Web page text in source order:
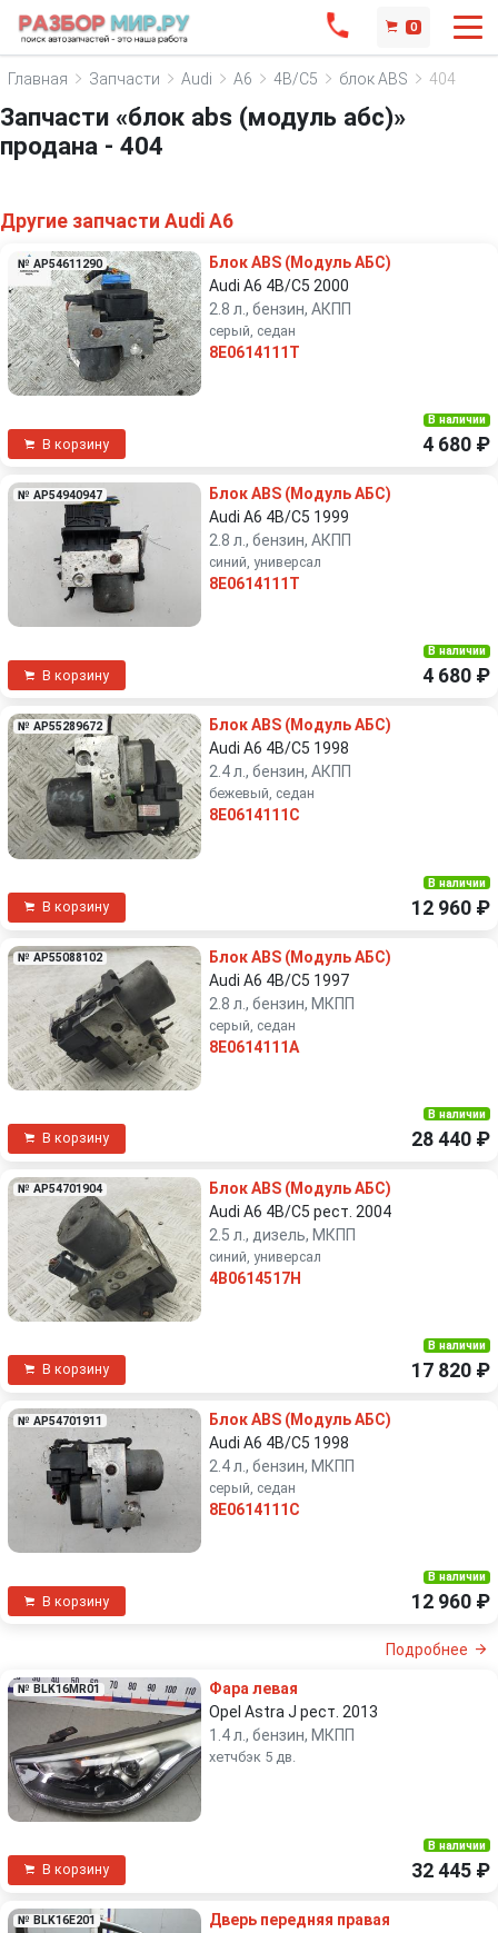
0
Главная Запчасти Audi A6 4B/C5 блок ABS 404
Запчасти «блок abs (модуль абс)»
продана - 404
Другие запчасти Audi A6
№ AP54611290
Блок ABS (Модуль АБС)
Audi A6 4B/C5 2000
2.8 л., бензин, АКПП
серый, седан
8E0614111T
В корзину
В наличии
4 680 ₽
№ AP54940947
Блок ABS (Модуль АБС)
Audi A6 4B/C5 1999
2.8 л., бензин, АКПП
синий, универсал
8E0614111T
В корзину
В наличии
4 680 ₽
№ AP55289672
Блок ABS (Модуль АБС)
Audi A6 4B/C5 1998
2.4 л., бензин, АКПП
бежевый, седан
8E0614111C
В корзину
В наличии
12 960 ₽
№ AP55088102
Блок ABS (Модуль АБС)
Audi A6 4B/C5 1997
2.8 л., бензин, МКПП
серый, седан
8E0614111A
В корзину
В наличии
28 440 ₽
№ AP54701904
Блок ABS (Модуль АБС)
Audi A6 4B/C5 рест. 2004
2.5 л., дизель, МКПП
синий, универсал
4B0614517H
В корзину
В наличии
17 820 ₽
№ AP54701911
Блок ABS (Модуль АБС)
Audi A6 4B/C5 1998
2.4 л., бензин, МКПП
серый, седан
8E0614111C
В корзину
В наличии
12 960 ₽
Подробнее
№ BLK16MR01
Фара левая
Opel Astra J рест. 2013
1.4 л., бензин, МКПП
хетчбэк 5 дв.
В корзину
В наличии
32 445 ₽
№ BLK16E201
Дверь передняя правая